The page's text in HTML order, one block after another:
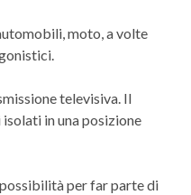
moto, a volte
televisiva. Il
in una posizione
per far parte di